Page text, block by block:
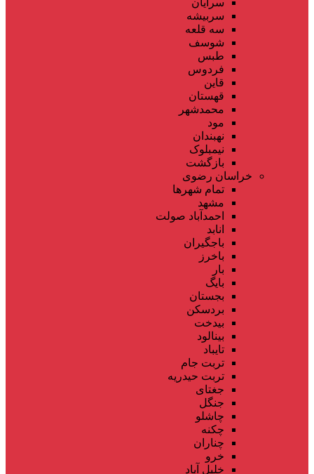
سربیشه
سه قلعه
شوسف
طبس
فردوس
قاین
قهستان
محمدشهر
مود
نهبندان
نیمبلوک
بازگشت
خراسان رضوی
تمام شهر‌ها
مشهد
احمدآباد صولت
انابد
باجگیران
باخرز
بار
بایگ
بجستان
بردسکن
بیدخت
بینالود
تایباد
تربت جام
تربت حیدریه
جغتای
جنگل
چاشلو
چکنه
چناران
خرو
خلیل آباد